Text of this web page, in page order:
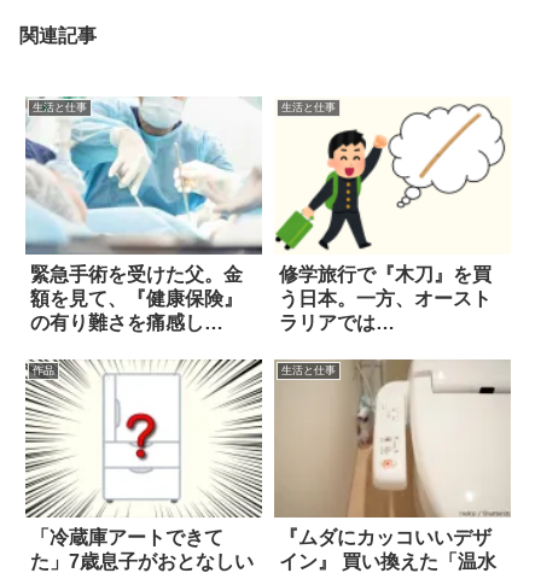
関連記事
生活と仕事
緊急手術を受けた父。金
額を見て、『健康保険』
の有り難さを痛感し
生活と仕事
修学旅行で『木刀』を買
う日本。一方、オースト
ラリアでは…
作品
「冷蔵庫アートできて
た」7歳息子がおとなしい
生活と仕事
『ムダにカッコいいデザ
イン』 買い換えた「温水